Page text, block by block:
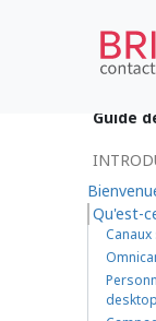
•
Guide
Qu'est-